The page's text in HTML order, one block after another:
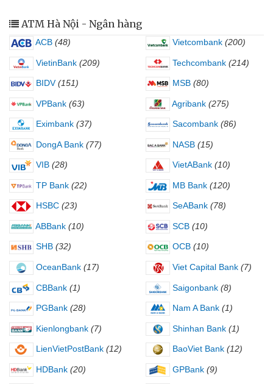
ATM Hà Nội - Ngân hàng
ACB (48) Vietcombank (200)
VietinBank (209) Techcombank (214)
BIDV (151) MSB (80)
VPBank (63) Agribank (275)
Eximbank (37) Sacombank (86)
DongA Bank (77) NASB (15)
VIB (28) VietABank (10)
TP Bank (22) MB Bank (120)
HSBC (23) SeABank (78)
ABBank (10) SCB (10)
SHB (32) OCB (10)
OceanBank (17) Viet Capital Bank (7)
CBBank (1) Saigonbank (8)
PGBank (28) Nam A Bank (1)
Kienlongbank (7) Shinhan Bank (1)
LienVietPostBank (12) BaoViet Bank (12)
HDBank (20) GPBank (9)